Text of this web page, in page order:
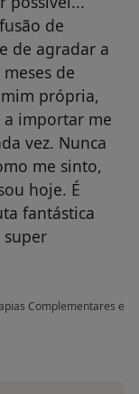
de
de agradar a
de
própria,
a importar me
vez. Nunca
me sinto,
hoje. É
fantástica
Complementares e